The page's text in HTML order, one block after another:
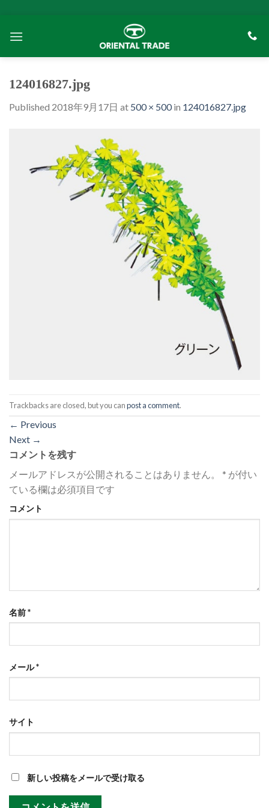
content
124016827.jpg
Published 2018年9月17日 at 500 × 500in 124016827.jpg
Trackbacks are closed, but you canpost a comment.
← Previous
Next →
コメントを残す
メールアドレスが公開されることはありません。
* が付い
ている欄は必須項目です
コメント
名前*
メール*
サイト
新しい投稿をメールで受け取る